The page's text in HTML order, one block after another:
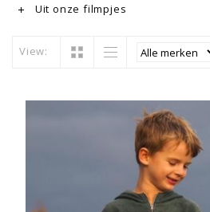
Uit onze filmpjes
View: